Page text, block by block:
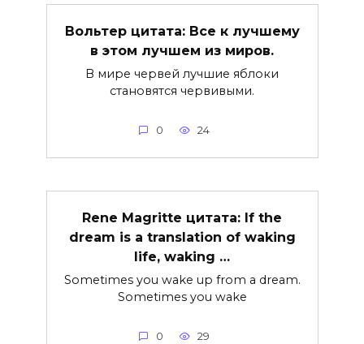
Вольтер цитата: Все к лучшему
в этом лучшем из миров.
В мире червей лучшие яблоки
становятся червивыми.
0 24
Rene Magritte цитата: If the
dream is a translation of waking
life, waking …
Sometimes you wake up from a dream.
Sometimes you wake
0 29